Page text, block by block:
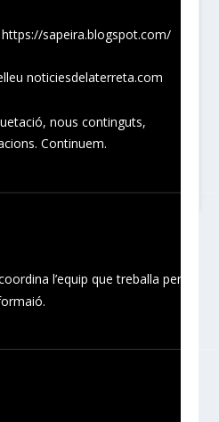
https://sapeira.blogspot.com/
noticiesdelaterreta.com
nouscontinguts,
. Continuem.
l’equip que treballa per